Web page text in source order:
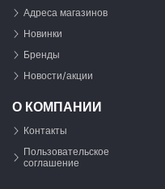
Адреса магазинов
Новинки
Бренды
Новости/акции
О КОМПАНИИ
Контакты
Пользовательское
соглашение